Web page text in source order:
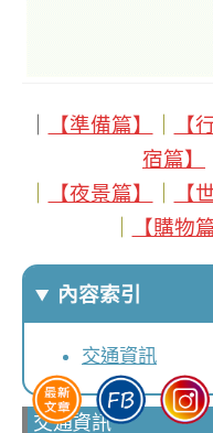
【準備篇】 【
宿篇】
【夜景篇】 【
【購物篇
內容索引
交通資訊
交通資訊